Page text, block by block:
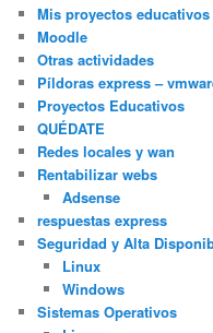
Mis proyectos
Moodle
Otras actividades
Píldoras express –
Proyectos Educativos
QUÉDATE
Redes locales y wan
Rentabilizar webs
Adsense
respuestas express
Seguridad y Alta
Linux
Windows
Sistemas Operativos